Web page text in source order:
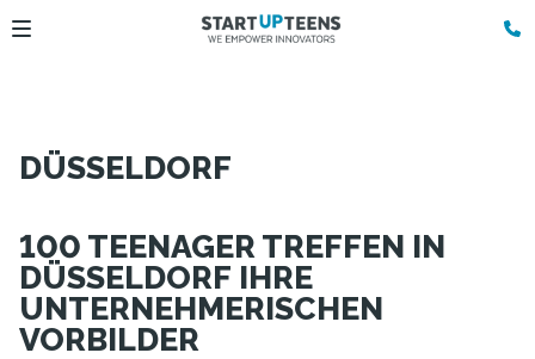
DÜSSELDORF
100 TEENAGER TREFFEN IN
DÜSSELDORF IHRE
UNTERNEHMERISCHEN
VORBILDER